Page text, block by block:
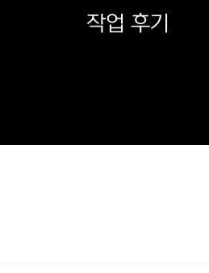
작업 후기